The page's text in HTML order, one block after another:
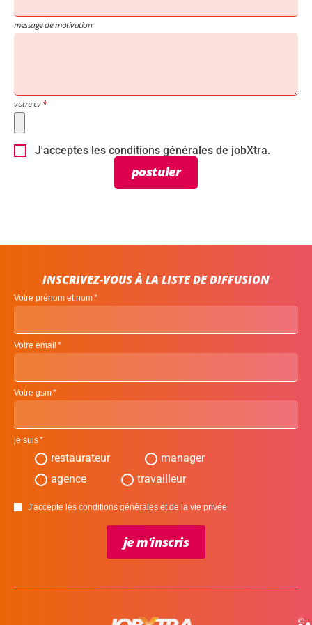
message de motivation
votre cv
J'acceptes les conditions générales de jobXtra.
postuler
©
INSCRIVEZ-VOUS À LA LISTE DE DIFFUSION
Votre prénom et nom
Votre email
Votre gsm
je suis
restaurateur
manager
agence
travailleur
J'accepte les conditions générales et de la vie privée
je m'inscris